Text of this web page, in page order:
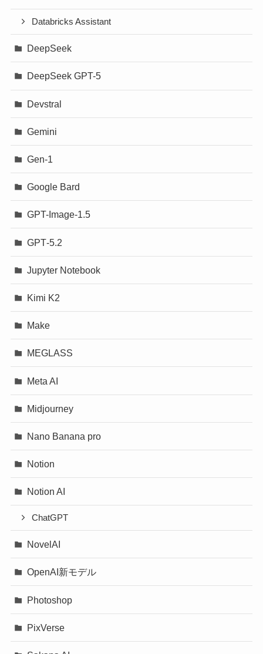
Databricks Assistant
DeepSeek
DeepSeek GPT-5
Devstral
Gemini
Gen-1
Google Bard
GPT-Image-1.5
GPT‐5.2
Jupyter Notebook
Kimi K2
Make
MEGLASS
Meta AI
Midjourney
Nano Banana pro
Notion
Notion AI
ChatGPT
NovelAI
OpenAI新モデル
Photoshop
PixVerse